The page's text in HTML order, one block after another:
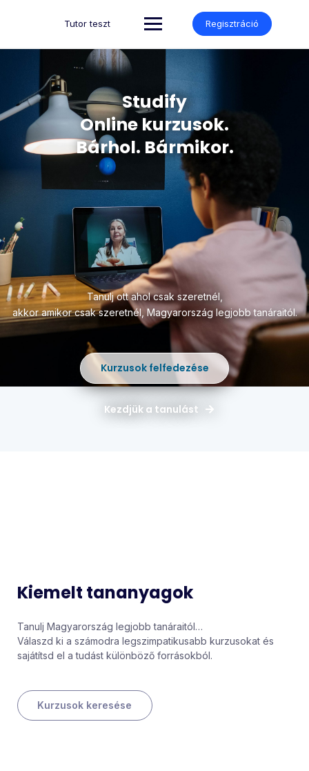
Tutor teszt Regisztráció
Studify
Online kurzusok.
Bárhol. Bármikor.
Tanulj ott ahol csak szeretnél,
akkor amikor csak szeretnél,Magyarország legjobb tanáraitól.
Kurzusok felfedezése
Kezdjük a tanulást
Kiemelt tananyagok
Tanulj Magyarország legjobb tanáraitól…
Válaszd ki a számodra legszimpatikusabb kurzusokat és
sajátítsd el a tudást különböző forrásokból.
Kurzusok keresése